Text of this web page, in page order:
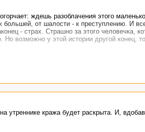
ждешь разоблачения этого
большей, от шалости - к преступлению. И
- страх. Страшно за этого человечка,
Но возможно у этой истории другой конец,
утреннике кража будет раскрыта. И,